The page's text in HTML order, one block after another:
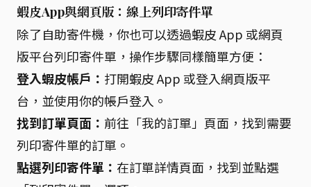
蝦皮App與網頁版：線上列印寄件單
除了自助寄件機，你也可以透過蝦皮 App 或網頁
版平台列印寄件單，操作步驟同樣簡單方便：
登入蝦皮帳戶： 打開蝦皮 App 或登入網頁版平
台，並使用你的帳戶登入。
找到訂單頁面： 前往「我的訂單」頁面，找到需要
列印寄件單的訂單。
點選列印寄件單： 在訂單詳情頁面，找到並點選